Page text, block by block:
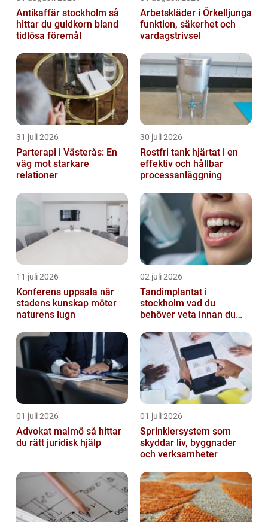
Antikaffär stockholm så
hittar du guldkorn bland
tidlösa föremål
Arbetskläder i Örkelljunga
funktion, säkerhet och
vardagstrivsel
31 juli 2026
Parterapi i Västerås: En
väg mot starkare
relationer
30 juli 2026
Rostfri tank hjärtat i en
effektiv och hållbar
processanläggning
11 juli 2026
Konferens uppsala när
stadens kunskap möter
naturens lugn
02 juli 2026
Tandimplantat i
stockholm vad du
behöver veta innan du
01 juli 2026
Advokat malmö så hittar
du rätt juridisk hjälp
01 juli 2026
Sprinklersystem som
skyddar liv, byggnader
och verksamheter